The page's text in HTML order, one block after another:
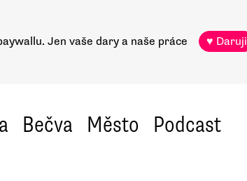
Jen vaše dary a naše práce ♥ Daruji
Bečva Město Podcast